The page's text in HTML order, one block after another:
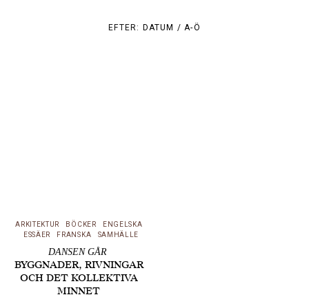
EFTER: DATUM /A-Ö
ARKITEKTUR BÖCKER
ENGELSKA
ESSÄER
FRANSKA SAMHÄLLE
DANSEN GÅR
BYGGNADER, RIVNINGAR
OCH DET KOLLEKTIVA
MINNET